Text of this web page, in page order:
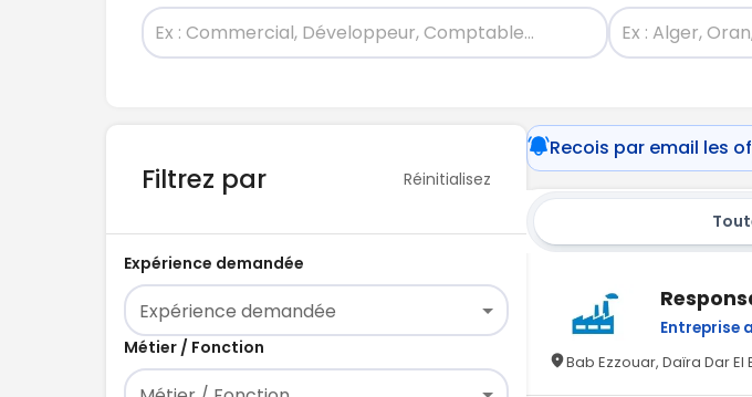
Filtrez par Réinitialisez
Expérience demandée
Expérience demandée
Métier / Fonction
Recois par email les
Entreprise
Bab Ezzouar, Daïra Dar